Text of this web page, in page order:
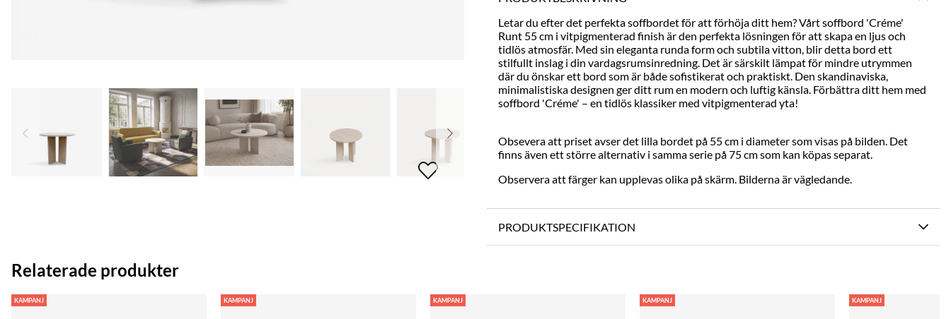
Letar du efter det perfekta soffbordet för att förhöja ditt hem? Vårt soffbord 'Créme'
Runt 55 cm i vitpigmenterad finish är den perfekta lösningen för att skapa en ljus och
tidlös atmosfär. Med sin eleganta runda form och subtila vitton, blir detta bord ett
stilfullt inslag i din vardagsrumsinredning. Det är särskilt lämpat för mindre utrymmen
där du önskar ett bord som är både sofistikerat och praktiskt. Den skandinaviska,
minimalistiska designen ger ditt rum en modern och luftig känsla. Förbättra ditt hem med
soffbord 'Créme' – en tidlös klassiker med vitpigmenterad yta!
Obsevera att priset avser det lilla bordet på 55 cm i diameter som visas på bilden. Det
finns även ett större alternativ i samma serie på 75 cm som kan köpas separat.
Observera att färger kan upplevas olika på skärm. Bilderna är vägledande.
PRODUKTSPECIFIKATION
Relaterade produkter
KAMPANJ KAMPANJ KAMPANJ KAMPANJ KAMPANJ